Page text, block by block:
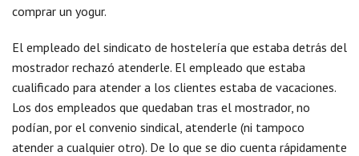
comprar un yogur.
El empleado del sindicato de hostelería que estaba detrás del
mostrador rechazó atenderle. El empleado que estaba
cualificado para atender a los clientes estaba de vacaciones.
Los dos empleados que quedaban tras el mostrador, no
podían, por el convenio sindical, atenderle (ni tampoco
atender a cualquier otro). De lo que se dio cuenta rápidamente